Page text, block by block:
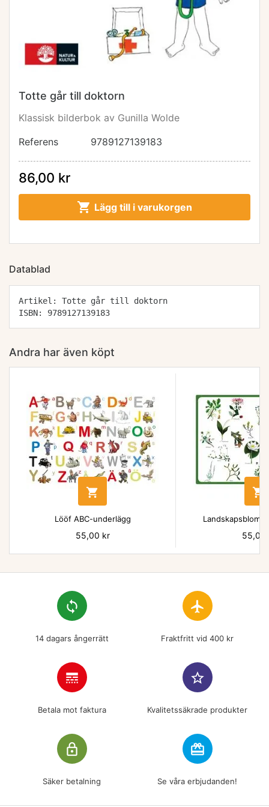
Totte går till doktorn
Klassisk bilderbok av Gunilla Wolde
Referens
9789127139183
86,00 kr
 Lägg till i varukorgen
Datablad
Artikel: Totte går till doktorn
ISBN: 9789127139183
Andra har även köpt

Lööf ABC-underlägg
Pris
55,00 kr

Pris
55,00
loop
14 dagars ångerrätt
flight
Fraktfritt vid 400 kr
line_style
Betala mot faktura
star_border
Kvalitetssäkrade produkter
lock_outline
Säker betalning
redeem
Se våra erbjudanden!